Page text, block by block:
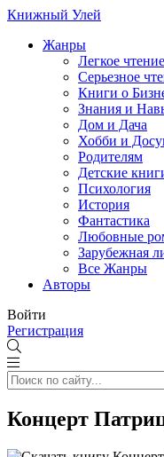
Книжный Улей
Жанры
Легкое чтение
Серьезное
Книги о
Знания и
Дом и Дача
Хобби и
Родителям
Детские
Психология
История
Фантастика
Любовные
Зарубежная
Все Жанры
Авторы
Войти
Регистрация
Концерт